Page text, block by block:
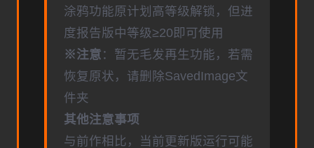
涂鸦功能原计划高等级解锁，但进
度报告版中等级≥20即可使用
※注意 ：暂无毛发再生功能，若需
恢复原状，请删除SavedImage文
件夹
其他注意事项
与前作相比，当前更新版运行可能